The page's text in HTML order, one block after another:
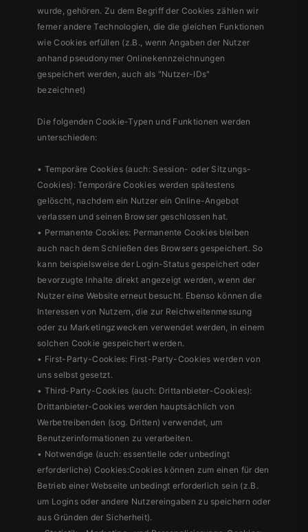
wurde, gehören. Zu dem Begriff der Cookies zählen wir
ferner andere Technologien, die die gleichen Funktionen
wie Cookies erfüllen (z.B., wenn Angaben der Nutzer
anhand pseudonymer Onlinekennzeichnungen
gespeichert werden, auch als "Nutzer-IDs"
bezeichnet)
Die folgenden Cookie-Typen und Funktionen werden
unterschieden:
• Temporäre Cookies (auch: Session- oder Sitzungs-
Cookies): Temporäre Cookies werden spätestens
gelöscht, nachdem ein Nutzer ein Online-Angebot
verlassen und seinen Browser geschlossen hat.
• Permanente Cookies: Permanente Cookies bleiben
auch nach dem Schließen des Browsers gespeichert. So
kann beispielsweise der Login-Status gespeichert oder
bevorzugte Inhalte direkt angezeigt werden, wenn der
Nutzer eine Website erneut besucht. Ebenso können die
Interessen von Nutzern, die zur Reichweitenmessung
oder zu Marketingzwecken verwendet werden, in einem
solchen Cookie gespeichert werden.
• First-Party-Cookies: First-Party-Cookies werden von
uns selbst gesetzt.
• Third-Party-Cookies (auch: Drittanbieter-Cookies):
Drittanbieter-Cookies werden hauptsächlich von
Werbetreibenden (sog. Dritten) verwendet, um
Benutzerinformationen zu verarbeiten.
• Notwendige (auch: essentielle oder unbedingt
erforderliche) Cookies:Cookies können zum einen für den
Betrieb einer Webseite unbedingt erforderlich sein (z.B.
um Logins oder andere Nutzereingaben zu speichern oder
aus Gründen der Sicherheit).